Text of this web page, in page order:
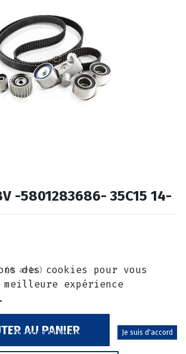
-5801283686- 35C15 14-
(0 avis)
AU PANIER
des cookies pour vous
expérience
Politique relative aux cookies Je suis d'accord